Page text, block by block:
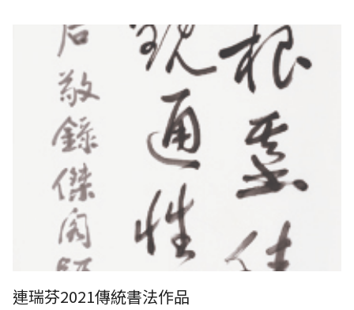
連瑞芬2021傳統書法作品